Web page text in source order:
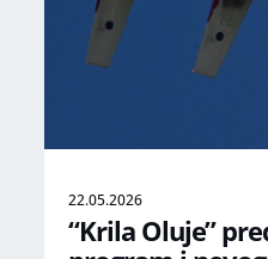
22.05.2026
“Krila Oluje”